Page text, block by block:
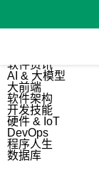
软件资讯
AI & 大模型
大前端
软件架构
开发技能
硬件 & IoT
DevOps
程序人生
数据库